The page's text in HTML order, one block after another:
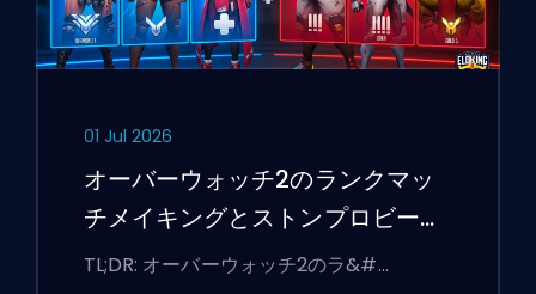
01 Jul 2026
オーバーウォッチ2のランクマッ
チメイキングとストンプロビーを
修正する方法
TL;DR: オーバーウォッチ2のラ&#…